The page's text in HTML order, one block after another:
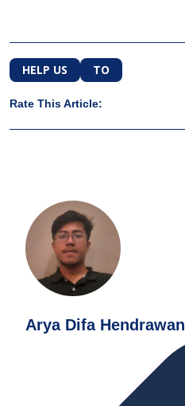
HELP US TO
Rate This Article:
Arya Difa Hendrawan